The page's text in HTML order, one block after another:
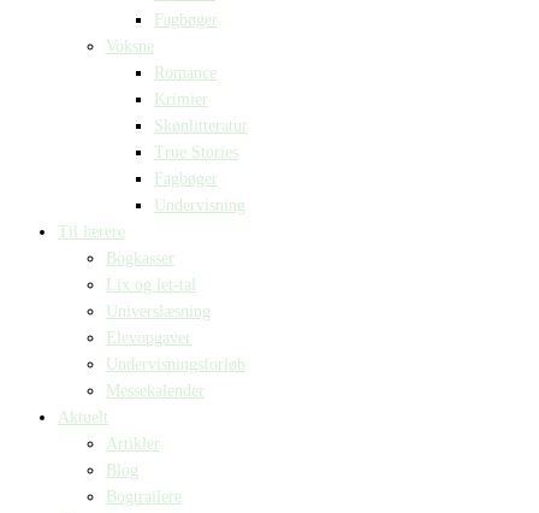
Fagbøger
Voksne
Romance
Krimier
Skønlitteratur
True Stories
Fagbøger
Undervisning
Til lærere
Bogkasser
Lix og let-tal
Universlæsning
Elevopgaver
Undervisningsforløb
Messekalender
Aktuelt
Artikler
Blog
Bogtrailere